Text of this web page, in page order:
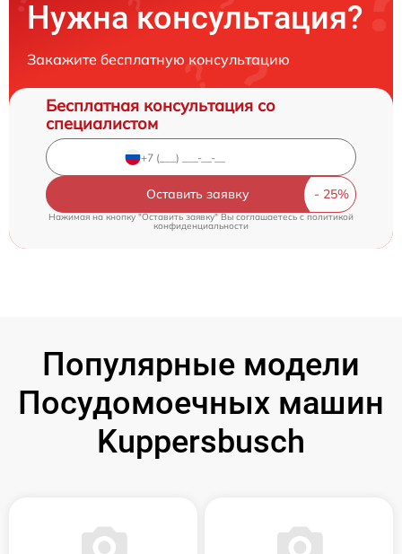
Нужна консультация?
Закажите бесплатную консультацию
Бесплатная консультация со
специалистом
Оставить заявку
Нажимая на кнопку "Оставить заявку" Вы соглашаетесь c политикой
конфиденциальности
Популярные модели
Посудомоечных машин
Kuppersbusch